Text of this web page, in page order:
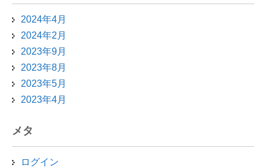
2024年4月
2024年2月
2023年9月
2023年8月
2023年5月
2023年4月
メタ
ログイン